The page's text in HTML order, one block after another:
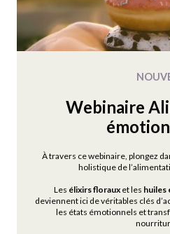
Un parcours initiatique pour
élever votre vibration et
Les huiles essentielles
elles accompagnent l'être
Elles soutiennent nos zones de
moments d'expansion, en
Dans cette formation
vous invitons à rencontrer ces
plus profonde : celle du
transformation intérieure.
Webinaire
À travers ce webinaire, plongez
holistique de
Les élixirs floraux et les huiles
deviennent ici de véritables clés
les états émotionnels et